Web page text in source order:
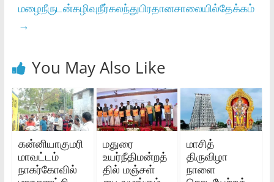
மழைநீருடன்கழிவுநீர்கலந்துபிரதானசாலையில்தேக்கம்
→
You May Also Like
கன்னியாகுமரி
மாவட்டம்
நாகர்கோவில்
மதுரை
உயர்நீதிமன்றத்
தில் மஞ்சள்
மாசித்
திருவிழா
நாளை